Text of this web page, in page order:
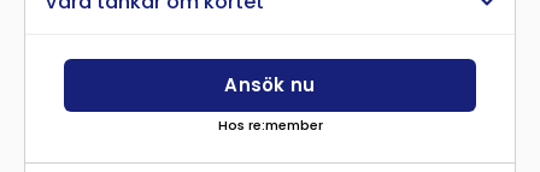
Ansök nu
Hos re:member